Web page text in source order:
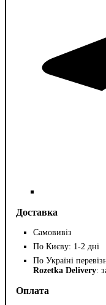
Доставка
Самовивіз
По Києву: 1-2 дні
По Україні
Rozetka Delivery:
Оплата